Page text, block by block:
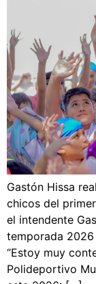
Gastón Hissa
chicos del
el intendente
temporada 2026
“Estoy muy
Polideportivo